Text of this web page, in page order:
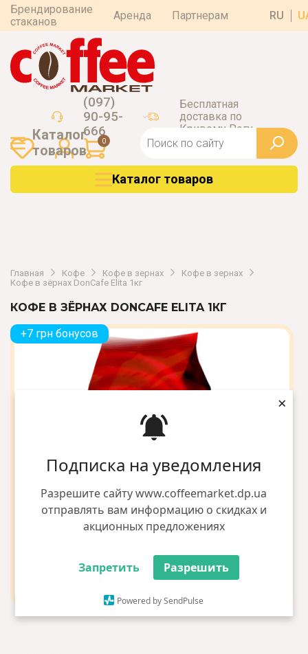
Подписка на уведомления
Разрешите сайту www.coffeemarket.dp.ua
отправлять вам информацию о скидках и
акционных предложениях
Запретить Разрешить
Powered by SendPulse
×
Брендирование
стаканов
Аренда Партнерам RU
(097)
90-95-
666
Бесплатная
доставка по
Кривому Рогу
0
Каталог
товаров
Каталог товаров
Главная Кофе Кофе в зернах
Кофе в зернах
Кофе в зёрнах DonCafe Elita 1кг
КОФЕ В ЗЁРНАХ DONCAFE ELITA 1КГ
+7 грн бонусов